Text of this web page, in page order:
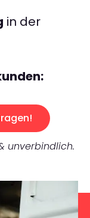
in der
unverbindlich.